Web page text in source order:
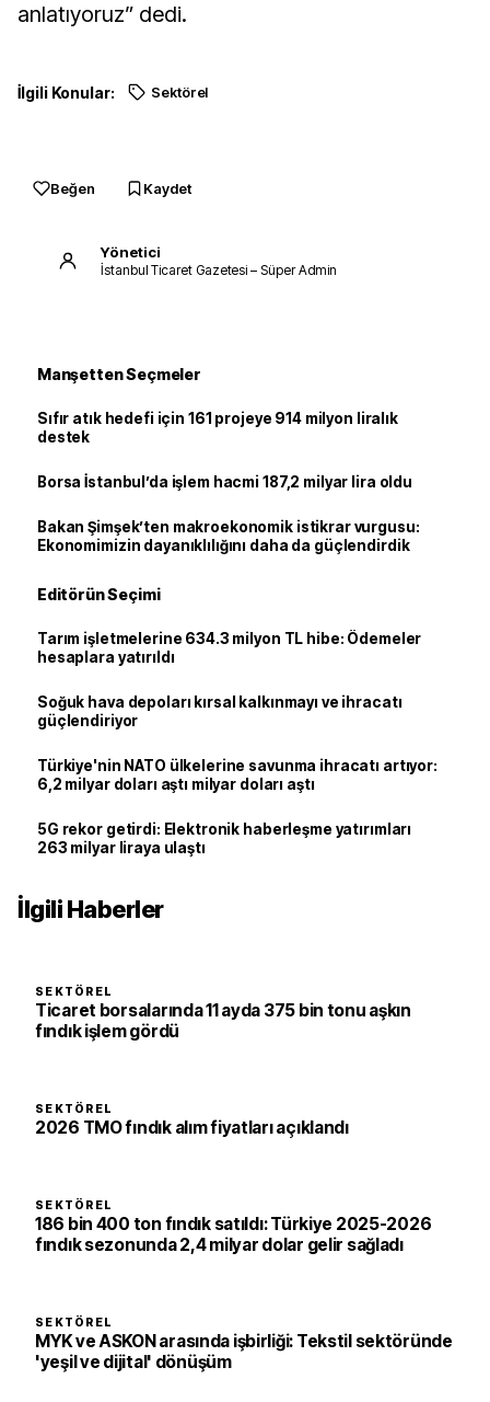
anlatıyoruz” dedi.
İlgili Konular: Sektörel
Beğen Kaydet
Yönetici
İstanbul Ticaret Gazetesi – Süper Admin
Manşetten Seçmeler
Sıfır atık hedefi için 161 projeye 914 milyon liralık
destek
Borsa İstanbul’da işlem hacmi 187,2 milyar lira oldu
Bakan Şimşek’ten makroekonomik istikrar vurgusu:
Ekonomimizin dayanıklılığını daha da güçlendirdik
Editörün Seçimi
Tarım işletmelerine 634.3 milyon TL hibe: Ödemeler
hesaplara yatırıldı
Soğuk hava depoları kırsal kalkınmayı ve ihracatı
güçlendiriyor
Türkiye'nin NATO ülkelerine savunma ihracatı artıyor:
6,2 milyar doları aştı milyar doları aştı
5G rekor getirdi: Elektronik haberleşme yatırımları
263 milyar liraya ulaştı
İlgili Haberler
SEKTÖREL
Ticaret borsalarında 11 ayda 375 bin tonu aşkın
fındık işlem gördü
SEKTÖREL
2026 TMO fındık alım fiyatları açıklandı
SEKTÖREL
186 bin 400 ton fındık satıldı: Türkiye 2025-2026
fındık sezonunda 2,4 milyar dolar gelir sağladı
SEKTÖREL
MYK ve ASKON arasında işbirliği: Tekstil sektöründe
'yeşil ve dijital' dönüşüm